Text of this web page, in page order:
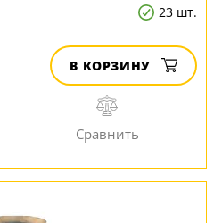
23 шт.
В КОРЗИНУ